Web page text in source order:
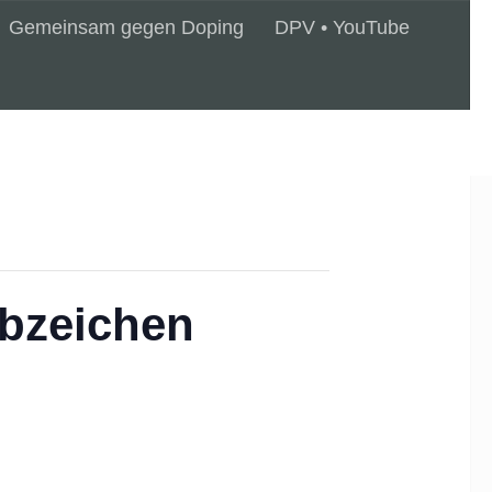
Gemeinsam gegen Doping DPV • YouTube